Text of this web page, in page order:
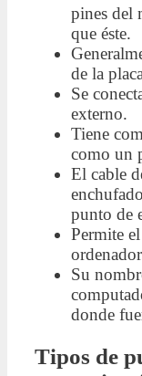
pines del
que éste.
de la
Se
externo.
Tiene
como un
El cable
punto de
Permite
Su
donde
Tipos de